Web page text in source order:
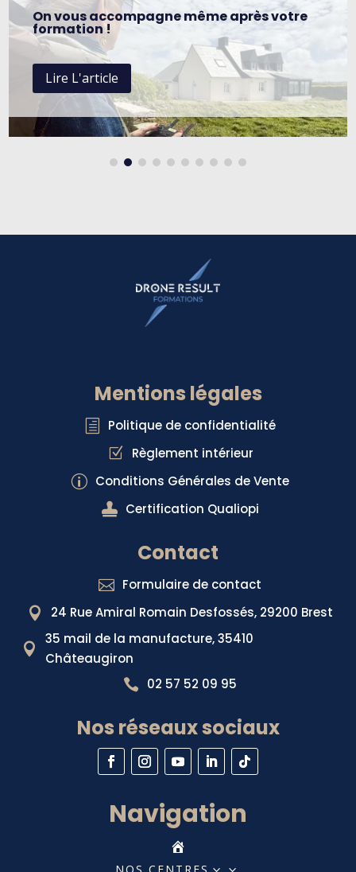
On vous accompagne même après votre
formation !
Lire L'article
Mentions légales
h Politique de confidentialité
Z Règlement intérieur
p Conditions Générales de Vente
 Certification Qualiopi
Contact
 Formulaire de contact
 24 Rue Amiral Romain Desfossés, 29200 Brest

35 mail de la manufacture, 35410
Châteaugiron
 02 57 52 09 95
Nos réseaux sociaux
Navigation